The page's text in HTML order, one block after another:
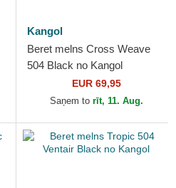
Kangol
Beret melns Cross Weave
504 Black no Kangol
EUR 69,95
Saņem to rīt, 11. Aug.